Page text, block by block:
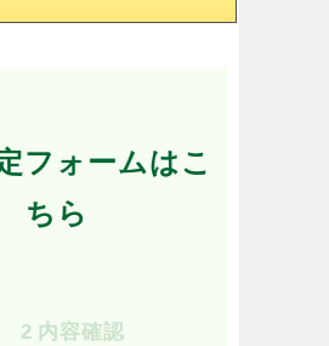
フォームはこ
ちら
2 内容確認